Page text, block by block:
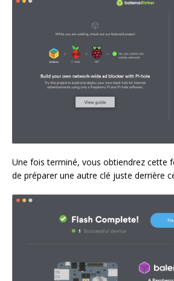
Une fois terminé, vous obtiendrez cette
de préparer une autre clé juste derrière